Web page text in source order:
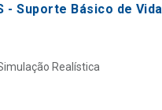
- Suporte Básico de Vida
Realística